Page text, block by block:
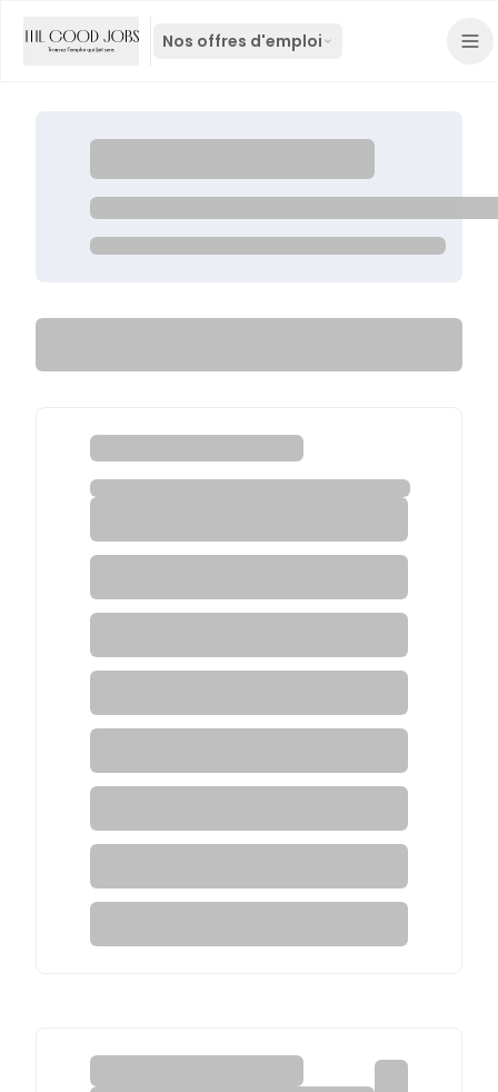
Nos offres d'emploi